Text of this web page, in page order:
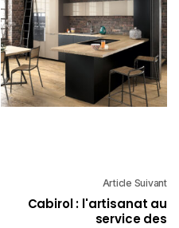
Article Suivant
Cabirol : l'artisanat au
service des